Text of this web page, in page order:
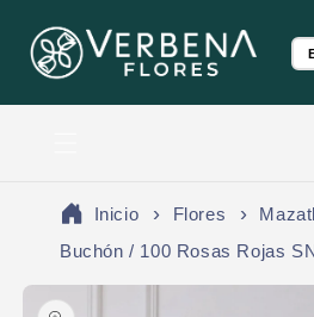
al contenido
Inicio Flores
Buchón / 100 Rosas Rojas
a la información del producto